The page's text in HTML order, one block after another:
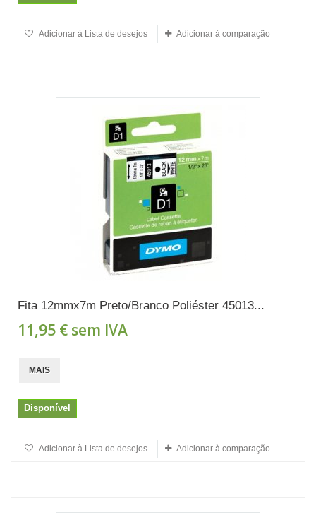
Adicionar à Lista de desejos Adicionar à comparação
Fita 12mmx7m Preto/Branco Poliéster 45013...
11,95 € sem IVA
MAIS
Disponível
Adicionar à Lista de desejos Adicionar à comparação